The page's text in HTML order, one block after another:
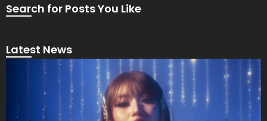
Search for Posts You Like
Latest News